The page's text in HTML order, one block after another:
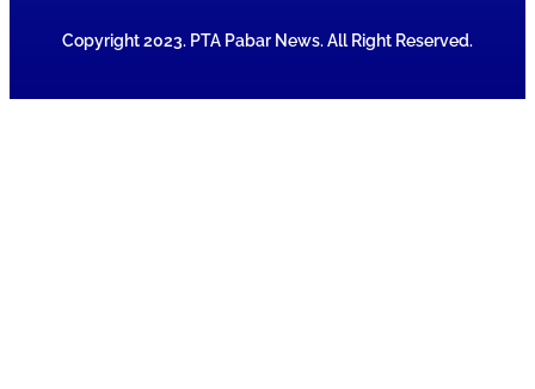
Copyright 2023. PTA Pabar News. All Right Reserved.